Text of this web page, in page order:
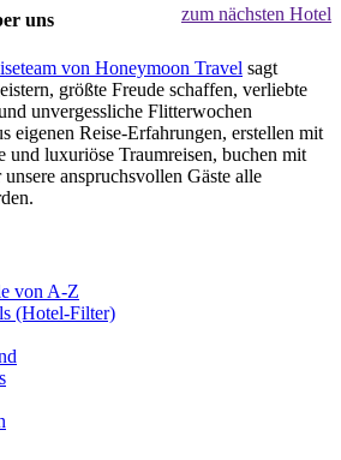
zum nächsten Hotel
uns
von Honeymoon Travel sagt
größte Freude schaffen, verliebte
unvergessliche Flitterwochen
eigenen Reise-Erfahrungen, erstellen mit
und luxuriöse Traumreisen, buchen mit
anspruchsvollen Gäste alle
von A-Z
(Hotel-Filter)